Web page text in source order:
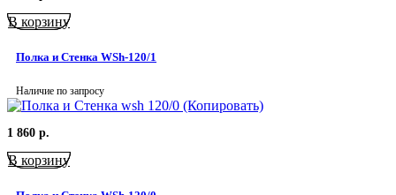
В корзину
Полка и Стенка WSh-120/1
Наличие по запросу
1 860 р.
В корзину